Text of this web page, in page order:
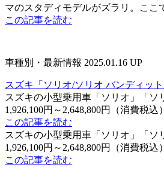
マのスタディモデルがズラリ。ここ
この記事を読む
車種別・最新情報 2025.01.16 UP
スズキ「ソリオ/ソリオ バンディッ
スズキの小型乗用車「ソリオ」「
1,926,100円～2,648,800円（消費税込
この記事を読む
スズキの小型乗用車「ソリオ」「
1,926,100円～2,648,800円（消費税込
この記事を読む